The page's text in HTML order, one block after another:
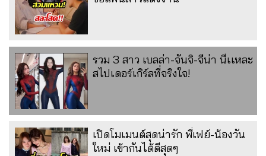
รวม 3 สาว เบลล่า-จันจิ-จีน่า นี่เเหละ
สไปเดอร์เกิร์ลที่จริงใจ!
เปิดโมเมนต์สุดน่ารัก พี่เฟย์-น้องวัน
ใหม่ เข้ากันได้ดีสุดๆ